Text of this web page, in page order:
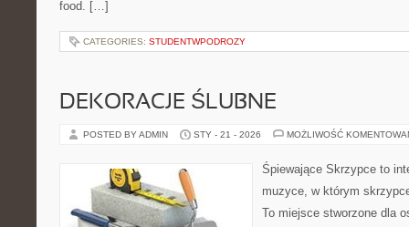
food. […]
CATEGORIES: STUDENTWPODROZY
DEKORACJE ŚLUBNE
POSTED BY ADMIN STY - 21 - 2026 MOŻLIWOŚĆ
Śpiewające Skrzypce to
muzyce, w którym
To miejsce stworzone dla